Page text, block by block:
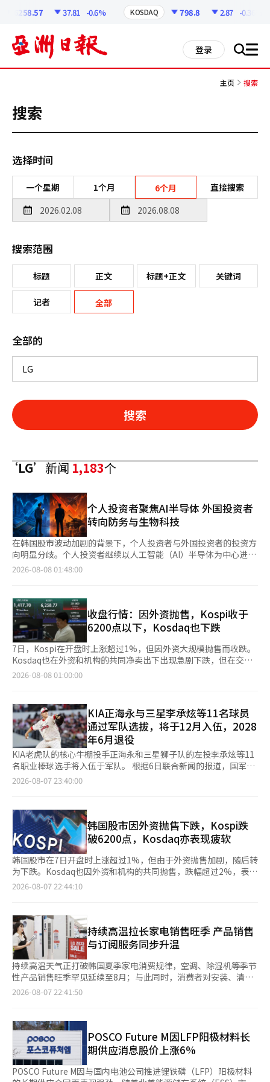
6258.57 37.81 -0.6% KOSDAQ 798.8 2.87 -0.36%
登录 搜 all
主页 搜索
搜索
选择时间
一个星期 1个月 6个月 直接搜索
搜索范围
标题 正文 标题+正文 关键词
记者 全部
全部的
搜索
‘LG’新闻1,183个
个人投资者聚焦AI半导体 外国投资者
转向防务与生物科技
在韩国股市波动加剧的背景下，个人投资者与外国投资者的投资方
向明显分歧。个人投资者继续以人工智能（AI）半导体为中心进行
买入，而外国投资者则将目光转向防务、生物科技和汽车行业。机
为SK海力士和三星电子。在此期间，个人投资者净买入SK海力士4
兆4395亿韩元，三星电子3兆8402亿韩元。接下来是三星电机
（6367亿韩元）、SK广场（2298亿韩元）、三星电子优先股
（2034亿韩元）、韩美半导体（825亿韩元）等。 个人投资者的
买入势头被解读为AI产业扩展和高带宽内存（HBM）市场增长预期
的反映。尽管近期市场波动加大，但资金仍集中于增长潜力较高的
半导体行业。 机构投资者则相对采取了分散投资的策略。机构净
买入前列股票包括三星电机（2536亿韩元）、汉华解决方案
亿韩元）、效生重工业（900亿韩元）、GS建设（855亿韩元）
等。对半导体、二次电池和电力基础设施、建筑行业的关注尤为突
出。 外国投资者的投资行为与个人投资者截然不同。外国投资者
净买入的股票包括三星物产（1113亿韩元）、Celltrion（838亿
韩元）、三星生物制剂（792亿韩元）、汉华航空航天（725亿韩
元）、起亚（677亿韩元）、SK（643亿韩元）等。他们将投资组
合重组为以生物和防务、汽车行业为主，而非AI半导体。 尤其是以
汉华航空航天为首的防务股，以及三星生物制剂、Celltrion等生
界分析认为，行业整体的上涨趋势已结束，个别股票的差异化行情
将正式展开。 证券业界人士表示：“对AI半导体的期待仍然有效，
但短期内行业间的轮动现象同时出现。个人投资者以半导体为中
心，而外国投资者则以防务和生物为中心，投资对象的多样化趋势
仍在继续。”※ 本报道经人工智能（AI）系统翻译与编辑。
2026-08-08 01:48:00
收盘行情：因外资抛售，Kospi收于
6200点以下，Kosdaq也下跌
7日，Kospi在开盘时上涨超过1%，但因外资大规模抛售而收跌。
Kosdaq也在外资和机构的共同净卖出下出现急剧下跌，但在交易
结束前部分回升。 根据韩国交易所的数据，Kospi收于6258.77
吐涨幅，最终以弱势收盘。 在证券市场上，个人和机构分别净买
入2670亿韩元和5790亿韩元，进行低价买入。相反，外资则净卖
出8625亿韩元，导致指数下跌。 Kospi市值前列的股票表现不
一。三星电子（0.22%）、三星电机（3.99%）、LG能源解决方案
（4.35%）、三星生物制药（2.77%）、KB金融（2.51%）、汉华
航空航天（4.08%）均上涨。相反，SK海力士（-4.88%）、SK广
场（-3.20%）、现代汽车（-1.13%）等则下跌。 Kosdaq指数收
于798.81点，较前一交易日下跌2.86点（0.36%）。该指数开盘时
为下跌，一度下跌超过3%，后有所回升。 在Kosdaq市场上，外
资和机构分别净卖出2540亿韩元和1030亿韩元。个人则净买入
3406亿韩元，吸纳了抛售的股票。 Kosdaq市值前列的股票走势也
各异。阿尔特基因（3.29%）、生态科技（2.87%）、生态科技
B（4.39%）、HLB（5.97%）、ABL生物（3.96%）、佩普特龙
（2.13%）等均上涨。相反，彩虹机器人（-5.01%）、周成工程
（-4.20%）、利诺工业（-1.79%）、元益IPS（-4.64%）等则下
跌。※ 本报道经人工智能（AI）系统翻译与编辑。
2026-08-08 01:00:00
KIA正海永与三星李承炫等11名球员
通过军队选拔，将于12月入伍，2028
年6月退役
KIA老虎队的核心牛棚投手正海永和三星狮子队的左投李承炫等11
名职业棒球选手将入伍于军队。 根据6日联合新闻的报道，国军体
育部队已确认了军队棒球队的合格选手，并已逐一通知球员。 KIA
李敏锡和内野手李浩俊，他们将在本赛季结束后入伍。 三星方
面，李承炫、外野手函秀浩和内野手沈在勋也通过了选拔，斗山熊
队的投手崔志强和Kiwoom英雄队的外野手元成俊也将在军队服
役。 LG双子队、汉拏鹰队、SSG兰德斯队、NC恐龙队和kt wiz队
则没有合格选手。 合格的球员将于今年12月入伍，预计在2028年
6月退役。※ 本报道经人工智能（AI）系统翻译与编辑。
2026-08-07 23:40:00
韩国股市因外资抛售下跌，Kospi跌
破6200点，Kosdaq亦表现疲软
韩国股市在7日开盘时上涨超过1%，但由于外资抛售加剧，随后转
为下跌。Kosdaq也因外资和机构的共同抛售，跌幅超过2%，表现
疲软。 根据韩国交易所的数据，截至下午1时31分，Kospi指数较
为下跌并扩大跌幅。 在证券市场上，个人和机构分别净买入446亿
韩元和5115亿韩元，而外资则净卖出5419亿韩元。 Kospi市值前
列的股票表现不一。三星电子（上涨1.19%）、三星电机（上涨
4.31%）、LG能源解决方案（上涨2.32%）、三星生物制药（上涨
1.19%）、KB金融（上涨1.57%）和汉华航空航天（上涨2.85%）
均上涨。相反，SK海力士（下跌4.68%）、SK广场（下跌
3.25%）和现代汽车（下跌1.69%）则出现下跌。 同一时间，
Kosdaq指数较前一个交易日下跌16.01点（2.00%），报785.66
点，但随后转为下跌。 在Kosdaq市场上，外资和机构分别净卖出
2267亿韩元和1532亿韩元，个人则净买入3705亿韩元。 Kosdaq
市值前列的股票表现也不一。阿尔特基因（上涨0.17%）、
EcoPro BM（上涨0.39%）、HLB（上涨2.56%）、ABL Bio（上
涨0.84%）和Peptron（上涨1.01%）均上涨。相反，
EcoPro（下跌0.60%）、彩虹机器人（下跌7.56%）、周成工程
2026-08-07 22:44:10
持续高温拉长家电销售旺季 产品销售
与订阅服务同步升温
持续高温天气正打破韩国夏季家电消费规律，空调、除湿机等季节
性产品销售旺季罕见延续至8月；与此同时，消费者对安装、清
洁、维护等家电服务需求同步增长，推动家电消费由产品销售向服
样保持两位数增幅。按照韩国以往消费习惯，消费者通常会在5月
至6月提前购买空调，以确保盛夏来临前完成安装，因此8月市场一
般进入销售淡季。但今年持续高温使空调需求迟迟未降，销售旺季
罕见延续至8月。 除湿机市场同样受益于天气变化。受今年梅雨季
推迟及集中降雨影响，空气湿度持续偏高，除湿机需求明显增加。
2026-08-07 22:41:50
POSCO Future M因LFP阳极材料长
期供应消息股价上涨6%
POSCO Future M因与国内电池公司推进锂铁磷（LFP）阳极材料